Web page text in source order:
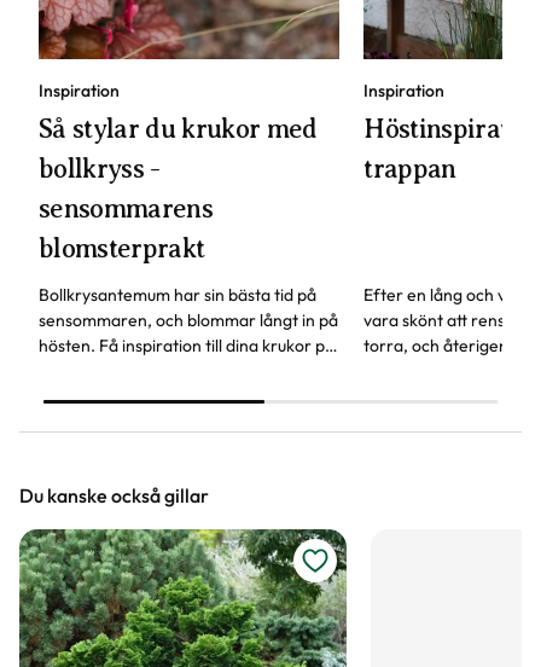
Inspiration
Så stylar du krukor med
bollkryss -
sensommarens
blomsterprakt
Bollkrysantemum har sin bästa tid på
sensommaren, och blommar långt in på
hösten. Få inspiration till dina krukor på
färgsprakande bollkryss.
Inspiration
trappan
Efter en lång och
vara skönt att rensa
torra, och återigen få
uteplatsen.
Du kanske också gillar